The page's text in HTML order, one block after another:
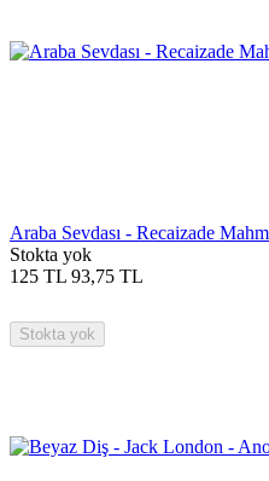
Araba Sevdası - Recaizade
Stokta yok
125 TL 93,75 TL
Stokta yok